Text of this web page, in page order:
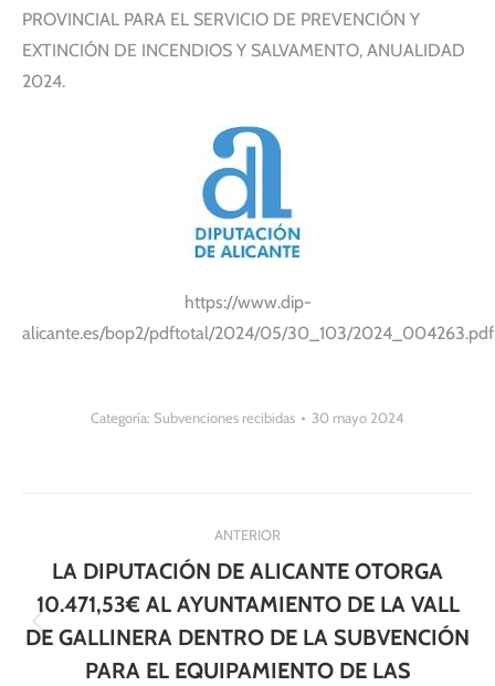
PROVINCIAL PARA EL SERVICIO DE PREVENCIÓN Y
EXTINCIÓN DE INCENDIOS Y SALVAMENTO, ANUALIDAD
2024.
https://www.dip-
alicante.es/bop2/pdftotal/2024/05/30_103/2024_004263.pdf
Categoría: Subvenciones recibidas 30 mayo 2024
entre
publicaciones
ANTERIOR
Publicación
anterior:
LA DIPUTACIÓN DE ALICANTE OTORGA
10.471,53€ AL AYUNTAMIENTO DE LA VALL
DE GALLINERA DENTRO DE LA SUBVENCIÓN
PARA EL EQUIPAMIENTO DE LAS